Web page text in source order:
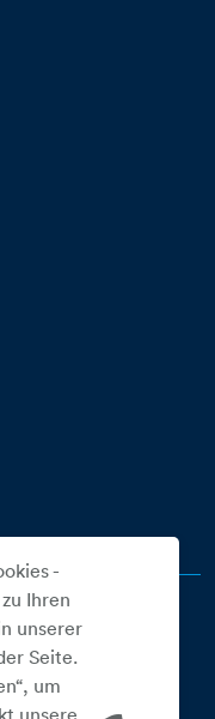
-
Ihren
unserer
Seite.
um
unsere